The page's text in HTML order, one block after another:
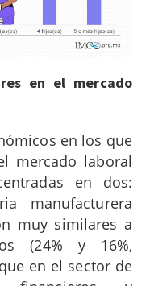
en el mercado
en los que
mercado laboral
en dos:
manufacturera
muy similares a
(24% y 16%,
en el sector de